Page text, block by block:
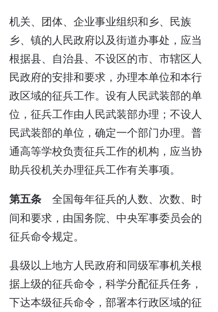
机关、团体、企业事业组织和乡、民族
乡、镇的人民政府以及街道办事处，应当
根据县、自治县、不设区的市、市辖区人
民政府的安排和要求，办理本单位和本行
政区域的征兵工作。设有人民武装部的单
位，征兵工作由人民武装部办理；不设人
民武装部的单位，确定一个部门办理。普
通高等学校负责征兵工作的机构，应当协
助兵役机关办理征兵工作有关事项。
第五条 全国每年征兵的人数、次数、时
间和要求，由国务院、中央军事委员会的
征兵命令规定。
县级以上地方人民政府和同级军事机关根
据上级的征兵命令，科学分配征兵任务，
下达本级征兵命令，部署本行政区域的征